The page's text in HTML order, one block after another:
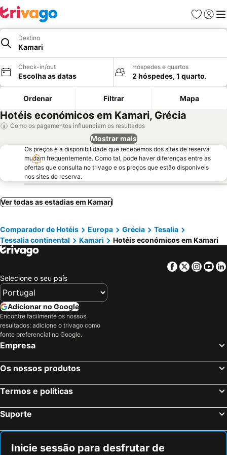
Favoritos
Iniciar
Destino
Kamari
Check-in/out
Escolha as datas
Hóspedes e quartos
2 hóspedes, 1 quarto.
Ordenar Filtrar Mapa
Hotéis económicos em Kamari, Grécia
Como os pagamentos influenciam os resultados
Mostrar mais
Os preços e a disponibilidade que recebemos dos sites de reserva
mudam frequentemente. Como tal, pode haver diferenças entre as
ofertas que consulta no trivago e os preços que estão disponíveis
nos sites de reserva.
Ver todas as estadias em Kamari
Comparador de Hotéis Europa Grécia
Tesalia
Тessalia continental
Kamari Hotéis económicos em Kamari
Facebook
Twitter
Selecione o seu país
Adicionar no Google
Encontre facilmente os nossos
resultados: adicione o trivago como
fonte preferencial no Google.
Empresa
Os nossos produtos
Termos e políticas
Suporte
Inicie sessão para desfrutar de